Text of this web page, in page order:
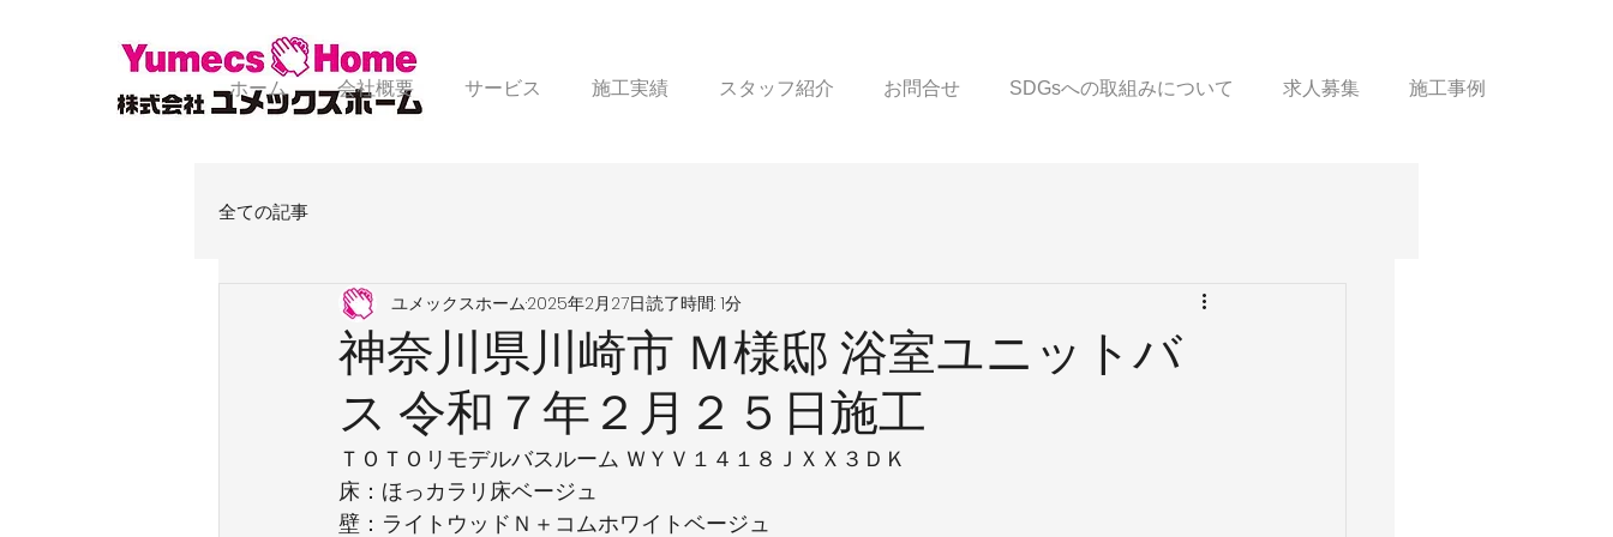
ホーム 会社概要 サービス 施工実績 スタッフ紹介 お問合せ SDGsへの取組みについて 求人募集 施工事例
全ての記事
神奈川県川崎市 Ｍ様邸 浴室ユニットバ
ス 令和７年２月２５日施工
ユメックスホーム2025年2月27日読了時間: 1分
ＴＯＴＯリモデルバスルーム ＷＹＶ１４１８ＪＸＸ３ＤＫ
床：ほっカラリ床ベージュ
壁：ライトウッドＮ＋コムホワイトベージュ